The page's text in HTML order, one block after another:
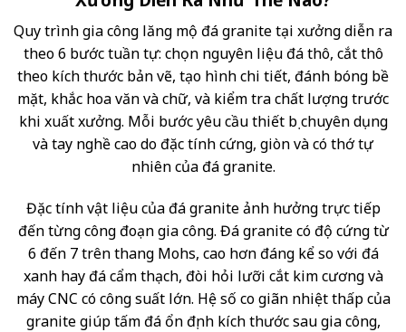
Quy trình gia công lăng mộ đá granite tại xưởng diễn ra
theo 6 bước tuần tự: chọn nguyên liệu đá thô, cắt thô
theo kích thước bản vẽ, tạo hình chi tiết, đánh bóng bề
mặt, khắc hoa văn và chữ, và kiểm tra chất lượng trước
khi xuất xưởng. Mỗi bước yêu cầu thiết bị chuyên dụng
và tay nghề cao do đặc tính cứng, giòn và có thớ tự
nhiên của đá granite.
Đặc tính vật liệu của đá granite ảnh hưởng trực tiếp
đến từng công đoạn gia công. Đá granite có độ cứng từ
6 đến 7 trên thang Mohs, cao hơn đáng kể so với đá
xanh hay đá cẩm thạch, đòi hỏi lưỡi cắt kim cương và
máy CNC có công suất lớn. Hệ số co giãn nhiệt thấp của
granite giúp tấm đá ổn định kích thước sau gia công,